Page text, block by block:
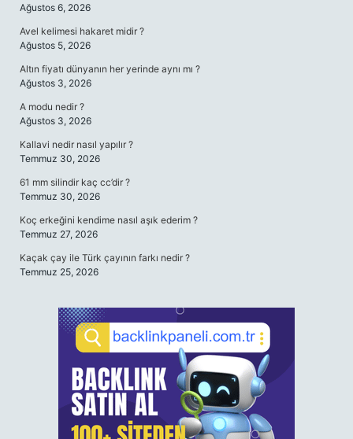
Ağustos 6, 2026
Avel kelimesi hakaret midir ?
Ağustos 5, 2026
Altın fiyatı dünyanın her yerinde aynı mı ?
Ağustos 3, 2026
A modu nedir ?
Ağustos 3, 2026
Kallavi nedir nasıl yapılır ?
Temmuz 30, 2026
61 mm silindir kaç cc’dir ?
Temmuz 30, 2026
Koç erkeğini kendime nasıl aşık ederim ?
Temmuz 27, 2026
Kaçak çay ile Türk çayının farkı nedir ?
Temmuz 25, 2026